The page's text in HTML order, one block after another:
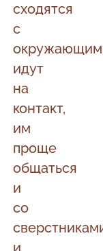
сходятся
с
идут
на
контакт,
им
проще
общаться
и
со
и